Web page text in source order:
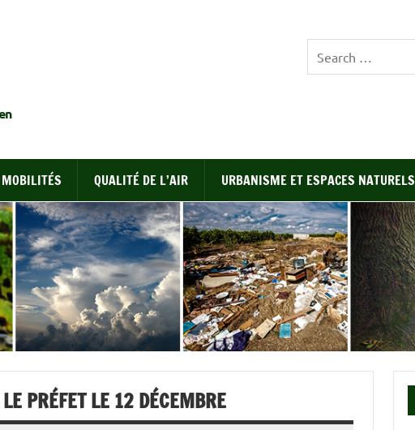
MOBILITÉS QUALITÉ DE L’AIR URBANISME ET ESPACES NATURELS
PRÉFET LE 12 DÉCEMBRE